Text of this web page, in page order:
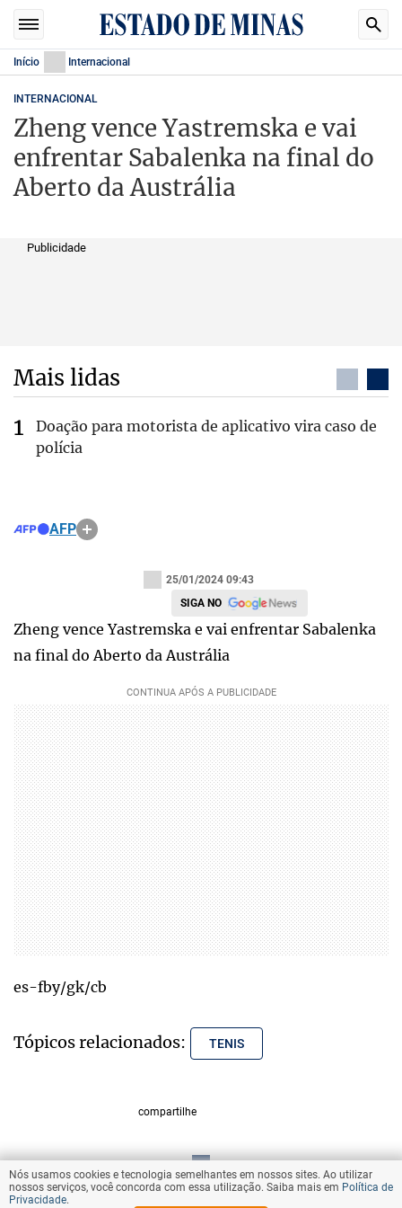
Início Internacional
INTERNACIONAL
Zheng vence Yastremska e vai
enfrentar Sabalenka na final do
Aberto da Austrália
Publicidade
Mais lidas
Doação para motorista de aplicativo vira caso de
polícia
AFP
25/01/2024 09:43
SIGA NO
Zheng vence Yastremska e vai enfrentar Sabalenka
na final do Aberto da Austrália
es-fby/gk/cb
Tópicos relacionados: TENIS
compartilhe
VOLTAR AO TOPO
Nós usamos cookies e tecnologia semelhantes em nossos sites. Ao utilizar
nossos serviços, você concorda com essa utilização. Saiba mais em Política de
Privacidade.